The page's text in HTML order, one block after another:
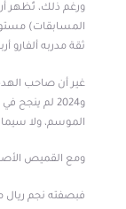
ثقة مدربه ألفارو
و2024 لم
الموسم، ولا
ومع القميص
فبصفته نجم ريال